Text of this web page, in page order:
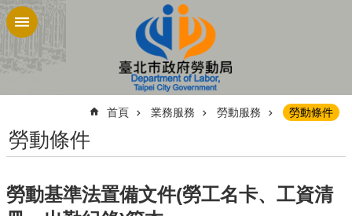
跳到主要內容區塊
首頁 業務服務 勞動服務 勞動條件
勞動條件
勞動基準法置備文件(勞工名卡、工資清